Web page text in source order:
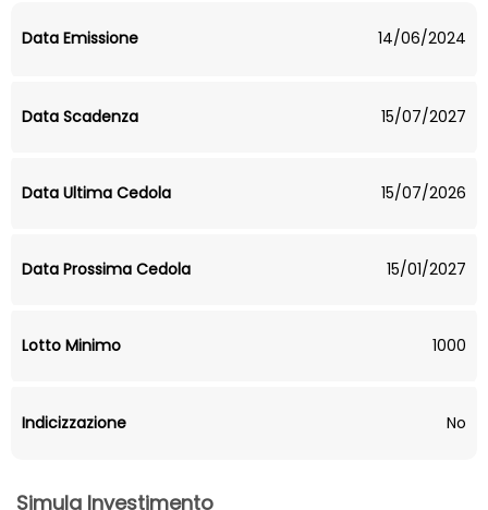
Data Emissione 14/06/2024
Data Scadenza 15/07/2027
Data Ultima Cedola 15/07/2026
Data Prossima Cedola 15/01/2027
Lotto Minimo 1000
Indicizzazione No
Simula Investimento